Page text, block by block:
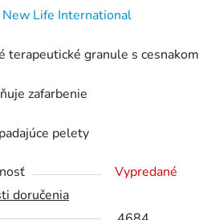
New Life International
terapeutické granule s cesnakom
zafarbenie
pelety
Vypredané
doručenia